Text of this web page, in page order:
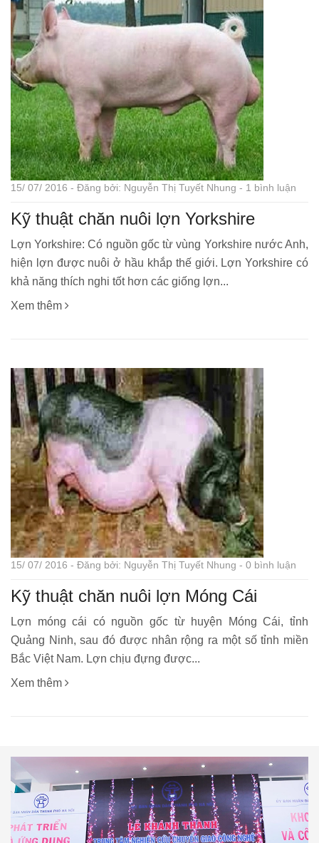
15/ 07/ 2016 - Đăng bởi: Nguyễn Thị Tuyết Nhung - 1 bình luận
Kỹ thuật chăn nuôi lợn Yorkshire
Lợn Yorkshire: Có nguồn gốc từ vùng Yorkshire nước Anh,
hiện lợn được nuôi ở hầu khắp thế giới. Lợn Yorkshire có
khả năng thích nghi tốt hơn các giống lợn...
Xem thêm
15/ 07/ 2016 - Đăng bởi: Nguyễn Thị Tuyết Nhung - 0 bình luận
Kỹ thuật chăn nuôi lợn Móng Cái
Lợn móng cái có nguồn gốc từ huyện Móng Cái, tỉnh
Quảng Ninh, sau đó được nhân rộng ra một số tỉnh miền
Bắc Việt Nam. Lợn chịu đựng được...
Xem thêm